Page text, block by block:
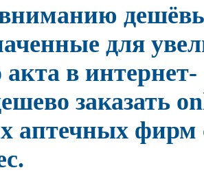
для
акта в
заказать
аптечных фирм